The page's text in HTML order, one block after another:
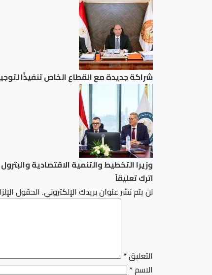
شراكة جديدة مع القطاع الخاص تنفيذًا لتوجيهات الوزير حسن
وزيرا التخطيط والتنمية الاقتصادية
اترك تعليقاً
لن يتم نشر عنوان بريدك الإلكتروني. الحقول
التعليق*
الاسم*